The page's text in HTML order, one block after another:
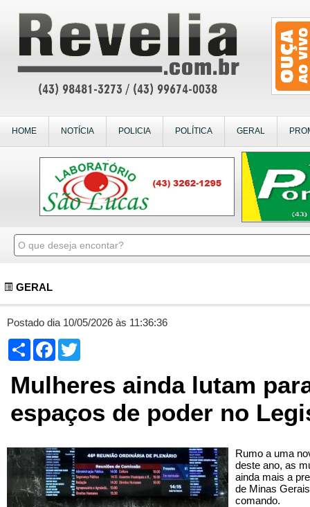
HOME NOTÍCIA POLICIA POLÍTICA GERAL
GERAL
Postado dia 10/05/2026 às 11:36:36
Compartilhar
Facebook
Mulheres ainda lutam
espaços de poder no
Rumo a uma
deste ano, as
ainda mais a
de Minas
comando.